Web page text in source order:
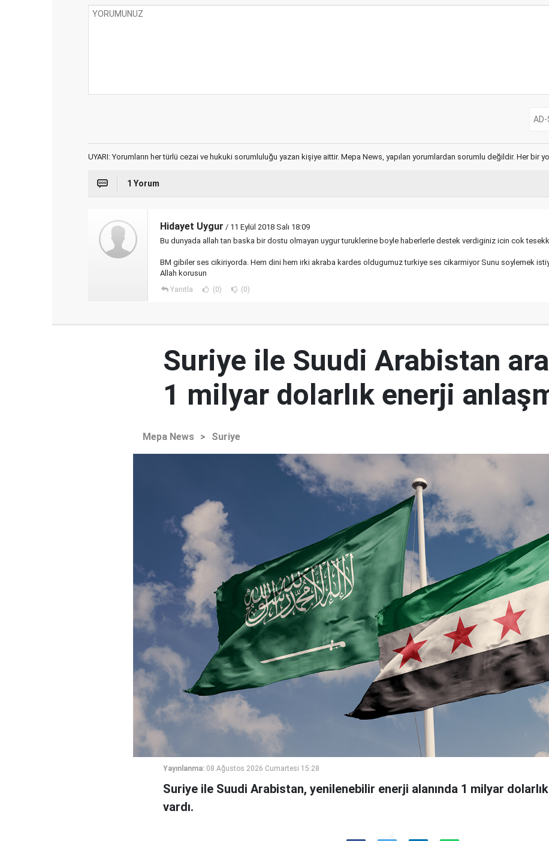
UYARI: Yorumların her türlü cezai ve hukuki sorumluluğu yazan kişiye aittir. Mepa News, yapılan yorumlardan sorumlu değildir. Her bir
1 Yorum
Hidayet Uygur / 11 Eylül 2018 Salı 18:09
Bu dunyada allah tan baska bir dostu olmayan uygur turuklerine boyle haberlerle destek verdiginiz icin cok
BM gibiler ses cikiriyorda. Hem dini hem irki akraba kardes oldugumuz turkiye ses cikarmiyor Sunu soylemek
Allah korusun
Yanıtla (0) (0)
Suriye ile Suudi Arabistan
1 milyar dolarlık enerji
Mepa News > Suriye
Yayınlanma: 08 Ağustos 2026 Cumartesi 15:28
Suriye ile Suudi Arabistan, yenilenebilir enerji alanında 1 milyar
vardı.